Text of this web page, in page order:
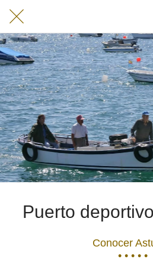
Puerto
Conocer
• • • • •